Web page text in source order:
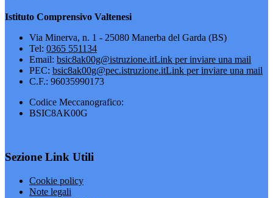
Istituto Comprensivo Valtenesi
Via Minerva, n. 1 - 25080 Manerba del Garda (BS)
Tel: 0365 551134
Email: bsic8ak00g@istruzione.itLink per inviare una mail
PEC: bsic8ak00g@pec.istruzione.itLink per inviare una mail
C.F.: 96035990173
Codice Meccanografico:
BSIC8AK00G
Sezione Link Utili
Cookie policy
Note legali